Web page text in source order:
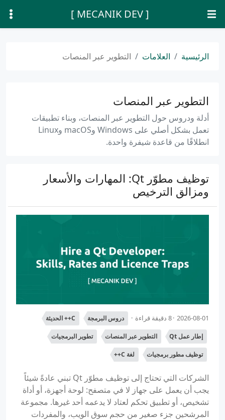
[ MECANIK DEV ]
الرئيسية العلامات التطوير عبر المنصات
التطوير عبر المنصات
أدلة ودروس حول التطوير عبر المنصات، وبناء تطبيقات
تعمل بشكل أصلي على Windows وmacOS وLinux
انطلاقًا من قاعدة شيفرة واحدة.
توظيف مطوّر Qt: المهارات والأسعار
ومزالق الترخيص
2026-08-01 8 دقيقة قراءة دروس البرمجة C++ الحديثة
إطار عمل Qt التطوير عبر المنصات تطوير البرمجيات
توظيف مطور برمجيات لغة C++
الشركات التي تحتاج إلى توظيف مطوّر Qt تبني عادةً شيئاً
يجب أن يعمل على جهاز لا في متصفح: لوحة أجهزة، أو أداة
تشخيص، أو تطبيق تحكم لعتاد لا يدعمه أحد غيرها. مجموعة
المرشحين جزء صغير من حجم سوق الويب، والمفردات